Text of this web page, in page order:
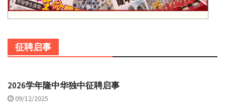
征聘启事
2026学年隆中华独中征聘启事
09/12/2025